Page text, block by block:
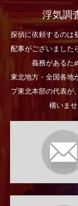
浮気調
探偵に依頼するのは
配事がございました
義務があるた
東北地方・全国各地
プ東北本部の代表が
構いま